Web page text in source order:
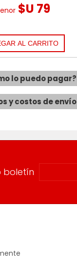
$U 79
lo puedo pagar?
y costos de envío
boletín